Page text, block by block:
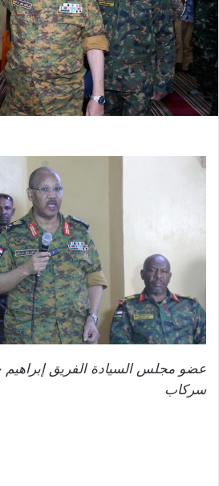
عضو مجلس السيادة الفريق إبراهيم
سركاب